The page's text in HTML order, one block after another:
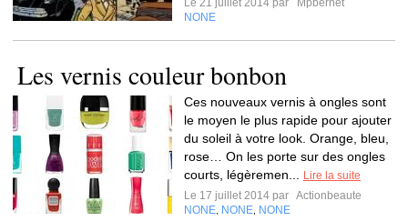
Le 21 juillet 2014 par
Mpbernet
NONE
Les vernis couleur bonbon
Ces nouveaux vernis à ongles sont
le moyen le plus rapide pour ajouter
du soleil à votre look. Orange, bleu,
rose… On les porte sur des ongles
courts, légèremen...
Lire la suite
Le 17 juillet 2014 par Actionbeaute
NONE NONE NONE